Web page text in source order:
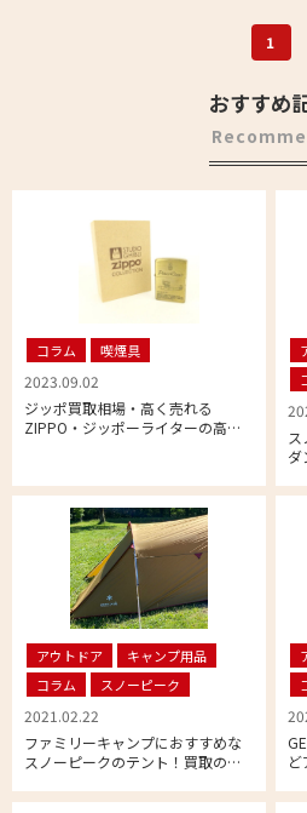
1
おすすめ
コラム 喫煙具
2023.09.02
ジッポ買取相場・高く売れる
ZIPPO・ジッポーライターの高価
ダ
アウトドア
キャンプ用品
コラム
スノーピーク
2021.02.22
ファミリーキャンプにおすすめな
スノーピークのテント！買取のポ